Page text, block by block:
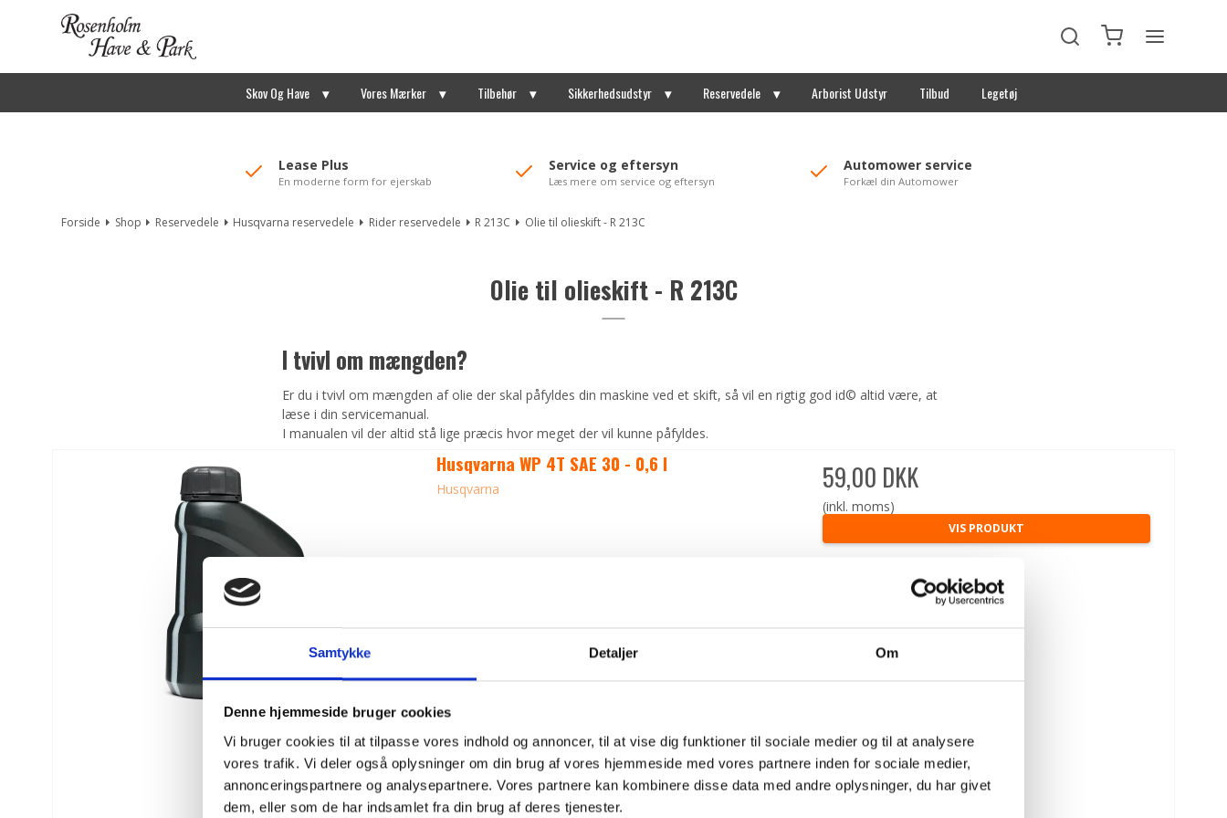
Samtykke Detaljer Om
Denne hjemmeside bruger cookies
Vi bruger cookies til at tilpasse vores indhold og annoncer, til at vise dig funktioner til sociale medier og til at analysere
vores trafik. Vi deler også oplysninger om din brug af vores hjemmeside med vores partnere inden for sociale medier,
annonceringspartnere og analysepartnere. Vores partnere kan kombinere disse data med andre oplysninger, du har givet
dem, eller som de har indsamlet fra din brug af deres tjenester.
Skov Og Have Vores Mærker Tilbehør Sikkerhedsudstyr Reservedele Arborist Udstyr Tilbud Legetøj
Lease Plus
En moderne form for ejerskab
Service og eftersyn
Læs mere om service og eftersyn
Automower service
Forkæl din Automower
Forside Shop Reservedele Husqvarna reservedele Rider reservedele R 213C Olie til olieskift - R 213C
Olie til olieskift - R 213C
I tvivl om mængden?
Er du i tvivl om mængden af olie der skal påfyldes din maskine ved et skift, så vil en rigtig god id© altid være, at
læse i din servicemanual.
I manualen vil der altid stå lige præcis hvor meget der vil kunne påfyldes.
Husqvarna WP 4T SAE 30 - 0,6 l
Husqvarna 59,00 DKK
(inkl. moms)
VIS PRODUKT